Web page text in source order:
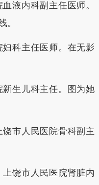
内科副主任医师。
。
科主任医师。在无影
生儿科主任。图为她
市人民医院骨科副主
饶市人民医院肾脏内